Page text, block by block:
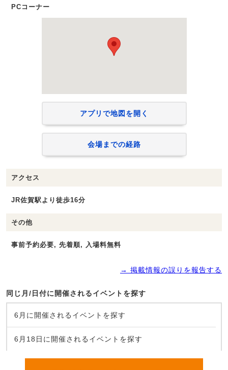
PCコーナー
アプリで地図を開く
会場までの経路
アクセス
JR佐賀駅より徒歩16分
その他
事前予約必要, 先着順, 入場料無料
→ 掲載情報の誤りを報告する
同じ月/日付に開催されるイベントを探す
6月に開催されるイベントを探す
6月18日に開催されるイベントを探す